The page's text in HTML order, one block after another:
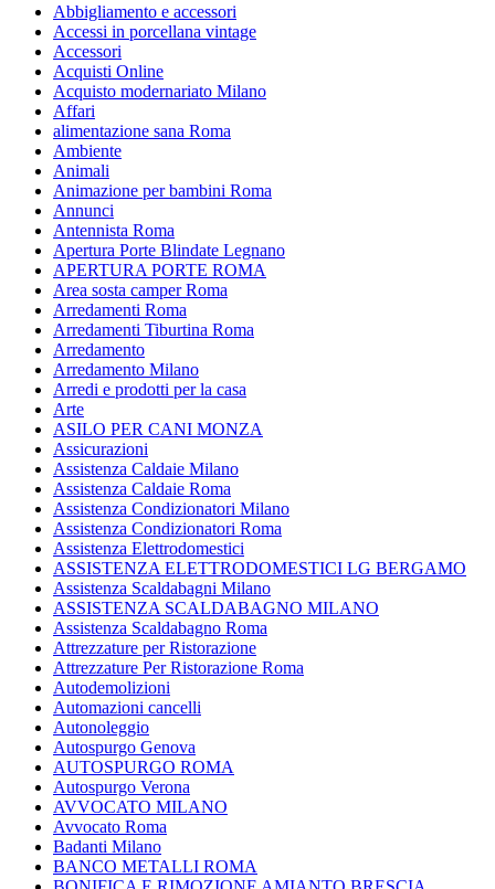
Abbigliamento e accessori
Accessi in porcellana vintage
Accessori
Acquisti Online
Acquisto modernariato Milano
Affari
alimentazione sana Roma
Ambiente
Animali
Animazione per bambini Roma
Annunci
Antennista Roma
Apertura Porte Blindate Legnano
APERTURA PORTE ROMA
Area sosta camper Roma
Arredamenti Roma
Arredamenti Tiburtina Roma
Arredamento
Arredamento Milano
Arredi e prodotti per la casa
Arte
ASILO PER CANI MONZA
Assicurazioni
Assistenza Caldaie Milano
Assistenza Caldaie Roma
Assistenza Condizionatori Milano
Assistenza Condizionatori Roma
Assistenza Elettrodomestici
ASSISTENZA ELETTRODOMESTICI LG BERGAMO
Assistenza Scaldabagni Milano
ASSISTENZA SCALDABAGNO MILANO
Assistenza Scaldabagno Roma
Attrezzature per Ristorazione
Attrezzature Per Ristorazione Roma
Autodemolizioni
Automazioni cancelli
Autonoleggio
Autospurgo Genova
AUTOSPURGO ROMA
Autospurgo Verona
AVVOCATO MILANO
Avvocato Roma
Badanti Milano
BANCO METALLI ROMA